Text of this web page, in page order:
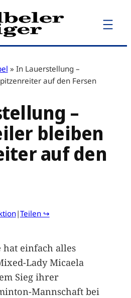
» In Lauerstellung –
auf den Fersen
–
bleiben
auf den
|Teilen ↪
hat einfach alles
Lady Micaela
Sieg ihrer
Mannschaft bei